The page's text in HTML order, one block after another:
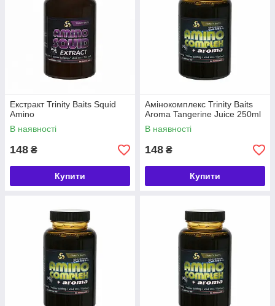
Екстракт Trinity Baits Squid
Amino
В наявності
148 ₴
Купити
Амінокомплекс Trinity Baits
Aroma Tangerine Juice 250ml
В наявності
148 ₴
Купити